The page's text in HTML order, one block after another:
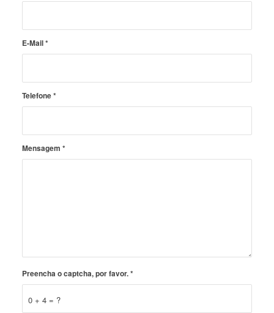
E-Mail*
Telefone*
Mensagem *
0 + 4 = ?
Preencha o captcha, por favor.*